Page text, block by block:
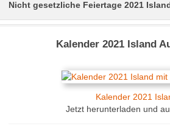
Nicht gesetzliche Feiertage 2021
Kalender 2021 Island
Kalender 2021
Jetzt herunterladen und